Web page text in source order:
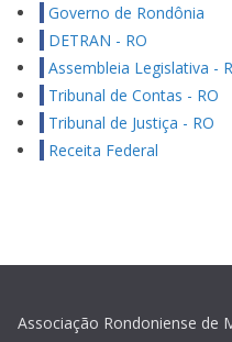
Governo de Rondônia
DETRAN - RO
Assembleia Legislativa -
Tribunal de Contas - RO
Tribunal de Justiça - RO
Receita Federal
Associação Rondoniense de